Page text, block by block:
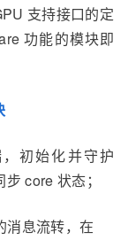
支持接口的定
功能的模块即
初始化并守护
core 状态；
消息流转，在